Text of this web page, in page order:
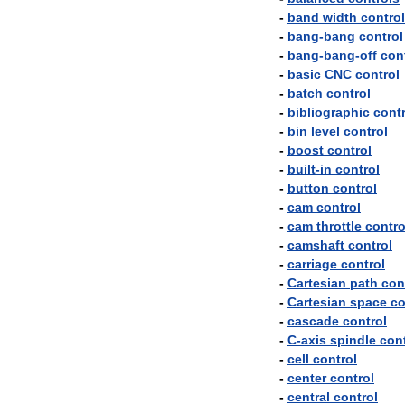
- band width control
- bang-bang control
- bang-bang-off
- basic CNC control
- batch control
- bibliographic
- bin level control
- boost control
- built-in control
- button control
- cam control
- cam throttle
- camshaft control
- carriage control
- Cartesian path
- Cartesian space
- cascade control
- C-axis spindle
- cell control
- center control
- central control